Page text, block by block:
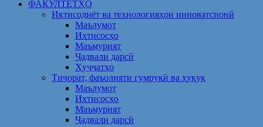
ФАКУЛТЕТҲО
Иқтисодиёт ва технологияҳои инноватсионӣ
Маълумот
Ихтисосҳо
Маъмурият
Ҷадвали дарсӣ
Ҳуҷҷатҳо
Тиҷорат, фаъолияти гумрукӣ ва ҳуқуқ
Маълумот
Ихтисосҳо
Маъмурият
Ҷадвали дарсӣ